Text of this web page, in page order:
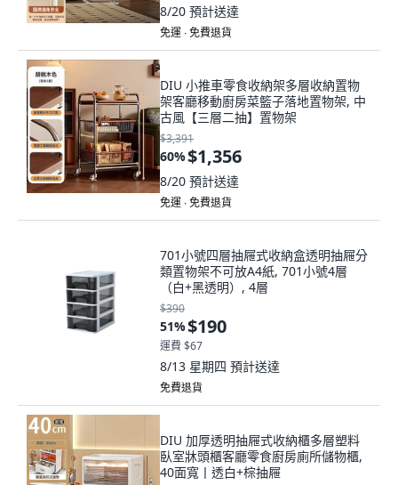
8/20 預計送達
免運 ∙ 免費退貨
DIU 小推車零食收納架多層收納置物
架客廳移動廚房菜籃子落地置物架, 中
古風【三層二抽】置物架
$3,391
60%$1,356
8/20 預計送達
免運 ∙ 免費退貨
701小號四層抽屜式收納盒透明抽屜分
類置物架不可放A4紙, 701小號4層
（白+黑透明）, 4層
$390
51%$190
運費 $67
8/13 星期四 預計送達
免費退貨
DIU 加厚透明抽屜式收納櫃多層塑料
臥室牀頭櫃客廳零食廚房廁所儲物櫃,
40面寬丨透白+棕抽屜